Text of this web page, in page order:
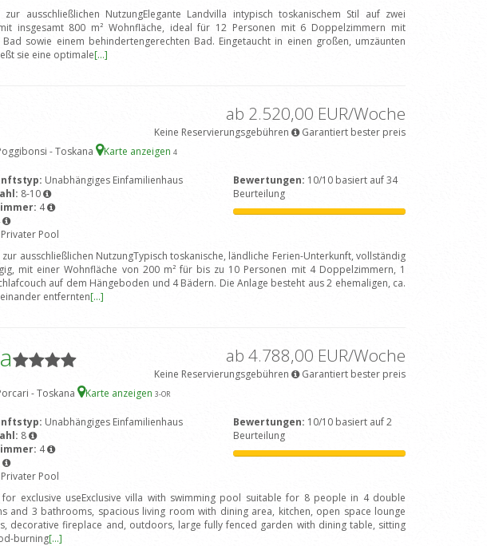
zur ausschließlichen NutzungElegante Landvilla intypisch toskanischem Stil auf zwei
insgesamt 800 m² Wohnfläche, ideal für 12 Personen mit 6 Doppelzimmern mit
sowie einem behindertengerechten Bad. Eingetaucht in einen großen, umzäunten
sie eine optimale[...]
ab 2.520,00 EUR/Woche
Keine Reservierungsgebühren
Garantiert bester preis
- Toskana Karte anzeigen 4
Unabhängiges Einfamilienhaus
8-10
4
Privater Pool
Bewertungen: 10/10 basiert auf 34
Beurteilung
zur ausschließlichen NutzungTypisch toskanische, ländliche Ferien-Unterkunft, vollständig
mit einer Wohnfläche von 200 m² für bis zu 10 Personen mit 4 Doppelzimmern, 1
auf dem Hängeboden und 4 Bädern. Die Anlage besteht aus 2 ehemaligen, ca.
entfernten[...]
ab 4.788,00 EUR/Woche
Keine Reservierungsgebühren
Garantiert bester preis
- Toskana Karte anzeigen 3-OR
Unabhängiges Einfamilienhaus
8
4
Privater Pool
Bewertungen: 10/10 basiert auf 2
Beurteilung
for exclusive useExclusive villa with swimming pool suitable for 8 people in 4 double
and 3 bathrooms, spacious living room with dining area, kitchen, open space lounge
decorative fireplace and, outdoors, large fully fenced garden with dining table, sitting
burning[...]